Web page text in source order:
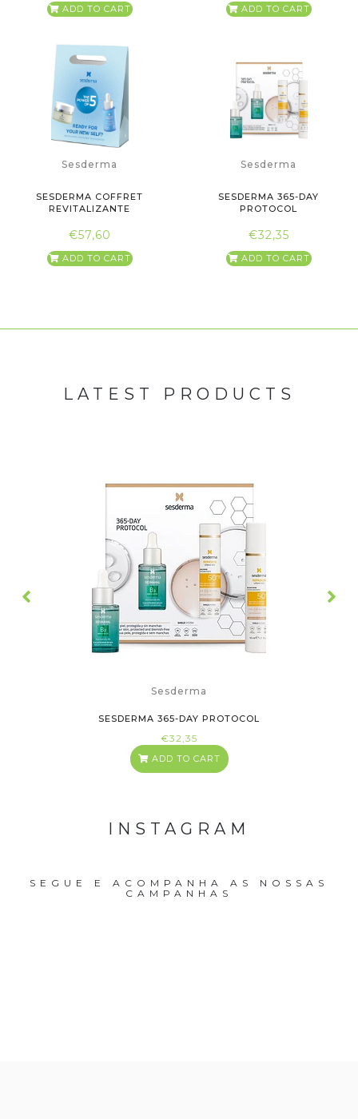
ADD TO CART ADD TO CART
Sesderma
SESDERMA COFFRET
REVITALIZANTE
€57,60
ADD TO CART
Sesderma
SESDERMA 365-DAY
PROTOCOL
€32,35
ADD TO CART
LATEST PRODUCTS
Sesderma
SESDERMA 365-DAY PROTOCOL
€32,35
ADD TO CART
INSTAGRAM
SEGUE E ACOMPANHA AS NOSSAS
CAMPANHAS